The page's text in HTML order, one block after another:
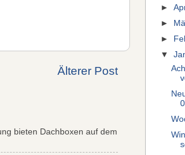
Älterer Post
bieten Dachboxen auf dem
►
►
►
▼